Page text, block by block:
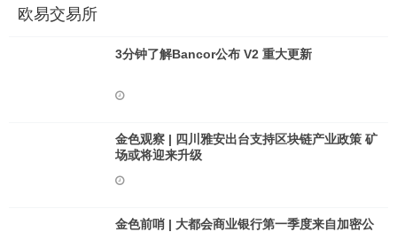
欧易交易所
3分钟了解Bancor公布 V2 重大更新
金色观察 | 四川雅安出台支持区块链产业政策 矿
场或将迎来升级
金色前哨 | 大都会商业银行第一季度来自加密公